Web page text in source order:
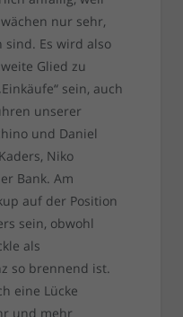
nur sehr,
sind. Es wird also
Glied zu
sein, auch
unserer
und Daniel
Niko
Bank. Am
auf der Position
sein, obwohl
als
so brennend ist.
eine Lücke
und mehr